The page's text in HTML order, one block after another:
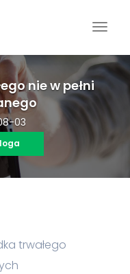
nie w pełni
03
trwałego